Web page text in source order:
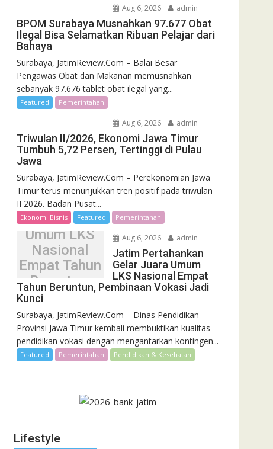
Aug 6, 2026 admin
BPOM Surabaya Musnahkan 97.677 Obat
Ilegal Bisa Selamatkan Ribuan Pelajar dari
Bahaya
Surabaya, JatimReview.Com – Balai Besar
Pengawas Obat dan Makanan memusnahkan
sebanyak 97.676 tablet obat ilegal yang...
Featured Pemerintahan
Aug 6, 2026 admin
Triwulan II/2026, Ekonomi Jawa Timur
Tumbuh 5,72 Persen, Tertinggi di Pulau
Jawa
Surabaya, JatimReview.Com – Perekonomian Jawa
Timur terus menunjukkan tren positif pada triwulan
II 2026. Badan Pusat...
Ekonomi Bisnis Featured Pemerintahan
Jatim
Pertahankan
Gelar Juara
Umum LKS
Nasional
Empat Tahun
Beruntun,
Pembinaan
Vokasi Jadi
Kunci
Aug 6, 2026 admin
Jatim Pertahankan
Gelar Juara Umum
LKS Nasional Empat
Tahun Beruntun, Pembinaan Vokasi Jadi
Kunci
Surabaya, JatimReview.Com – Dinas Pendidikan
Provinsi Jawa Timur kembali membuktikan kualitas
pendidikan vokasi dengan mengantarkan kontingen...
Featured Pemerintahan Pendidikan & Kesehatan
Lifestyle